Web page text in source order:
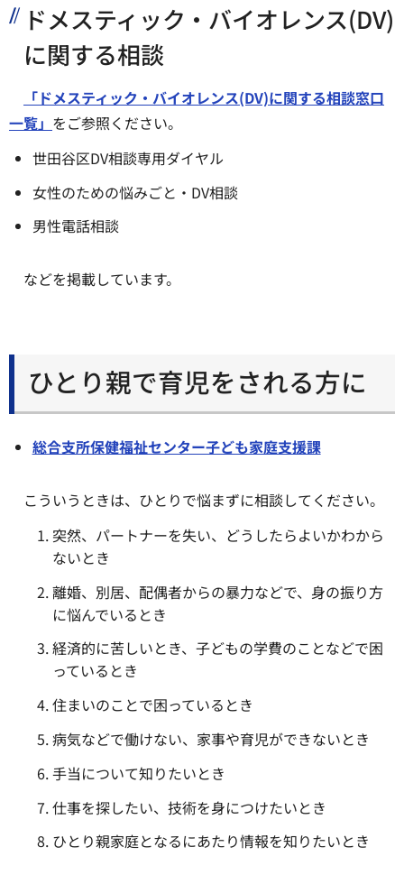
ドメスティック・バイオレンス(DV)
に関する相談
「ドメスティック・バイオレンス(DV)に関する相談窓口
一覧」 をご参照ください。
世田谷区DV相談専用ダイヤル
女性のための悩みごと・DV相談
男性電話相談
などを掲載しています。
ひとり親で育児をされる方に
総合支所保健福祉センター子ども家庭支援課
こういうときは、ひとりで悩まずに相談してください。
突然、パートナーを失い、どうしたらよいかわから
ないとき
離婚、別居、配偶者からの暴力などで、身の振り方
に悩んでいるとき
経済的に苦しいとき、子どもの学費のことなどで困
っているとき
住まいのことで困っているとき
病気などで働けない、家事や育児ができないとき
手当について知りたいとき
仕事を探したい、技術を身につけたいとき
ひとり親家庭となるにあたり情報を知りたいとき